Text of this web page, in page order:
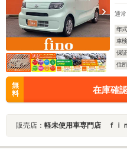
通
年式
車検
保証
住所
無
料
在庫確
販売店： 軽未使用車専門店 ｆｉ